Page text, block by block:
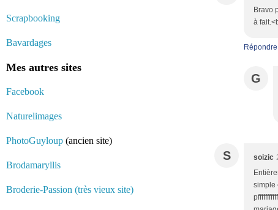
Scrapbooking
Bavardages
Mes autres sites
Facebook
Naturelimages
PhotoGuyloup (ancien site)
Brodamaryllis
Broderie-Passion (très vieux site)
Bravo
à
Répondre
G
S soizic
simple